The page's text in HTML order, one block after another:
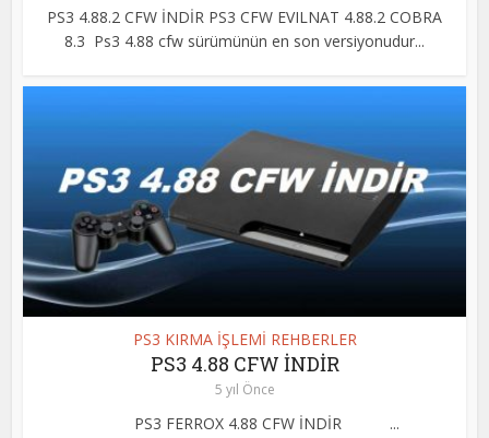
PS3 4.88.2 CFW İNDİR PS3 CFW EVILNAT 4.88.2 COBRA
8.3 Ps3 4.88 cfw sürümünün en son versiyonudur...
PS3 KIRMA İŞLEMİ REHBERLER
PS3 4.88 CFW İNDİR
5 yıl Önce
PS3 FERROX 4.88 CFW İNDİR ...